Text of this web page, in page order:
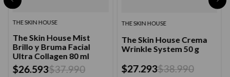
THE SKIN HOUSE
The Skin House Mist
Brillo y Bruma Facial
Ultra Collagen 80 ml
$26.593$37.990
THE SKIN HOUSE
The Skin House Crema
Wrinkle System 50 g
$27.293$38.990